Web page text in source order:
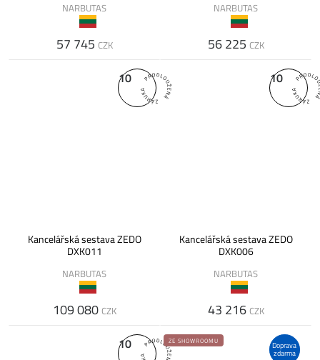
NARBUTAS
57 745 CZK
NARBUTAS
56 225 CZK
10
Kancelářská sestava ZEDO
DXK011
NARBUTAS
109 080 CZK
10
Kancelářská sestava ZEDO
DXK006
NARBUTAS
43 216 CZK
10 Doprava
zdarma
ZE SHOWROOMU